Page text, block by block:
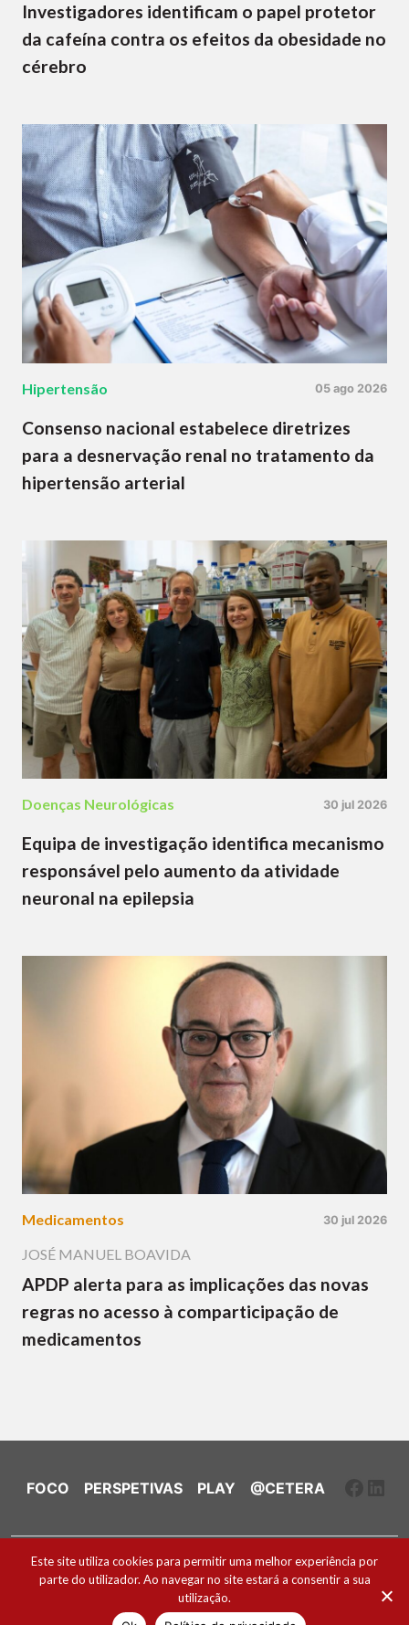
Investigadores identificam o papel protetor
da cafeína contra os efeitos da obesidade no
cérebro
Hipertensão 05 ago 2026
Consenso nacional estabelece diretrizes
para a desnervação renal no tratamento da
hipertensão arterial
Doenças Neurológicas 30 jul 2026
Equipa de investigação identifica mecanismo
responsável pelo aumento da atividade
neuronal na epilepsia
Medicamentos 30 jul 2026
JOSÉ MANUEL BOAVIDA
APDP alerta para as implicações das novas
regras no acesso à comparticipação de
medicamentos
FOCO PERSPETIVAS PLAY @CETERA
Ficha Técnica e Estatuto Editorial
Política de Cookies
2026 ® Todos os direitos reservados
Este site utiliza cookies para permitir uma melhor experiência por
parte do utilizador. Ao navegar no site estará a consentir a sua
utilização.